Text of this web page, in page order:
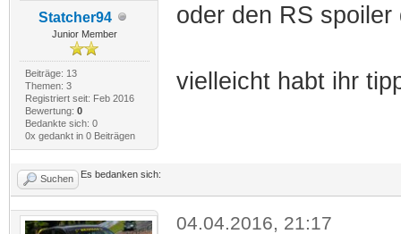
Statcher94
Junior Member
Beiträge: 13
Themen: 3
Registriert seit: Feb 2016
Bewertung: 0
Bedankte sich: 0
0x gedankt in 0 Beiträgen
oder den RS
vielleicht habt ihr
Suchen Es bedanken sich:
04.04.2016, 21:17